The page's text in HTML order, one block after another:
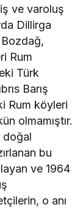
ve varoluş
Dillirga
Rum
Türk
Barış
Rum köyleri
olmamıştır.
doğal
bu
ve 1964
o anı